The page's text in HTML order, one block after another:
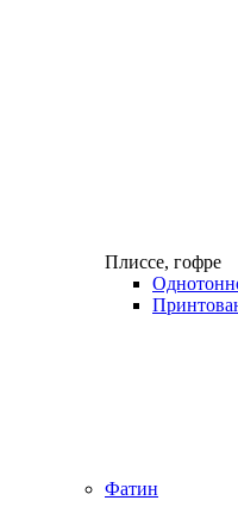
Плиссе, гофре
Фатин